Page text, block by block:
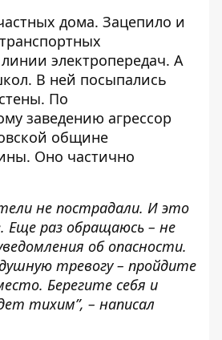
дома. Зацепило и
электропередач. А
В ней посыпались
По
заведению агрессор
общине
Оно частично
не пострадали. И это
Еще раз обращаюсь – не
об опасности.
тревогу – пройдите
Берегите себя и
тихим”, – написал